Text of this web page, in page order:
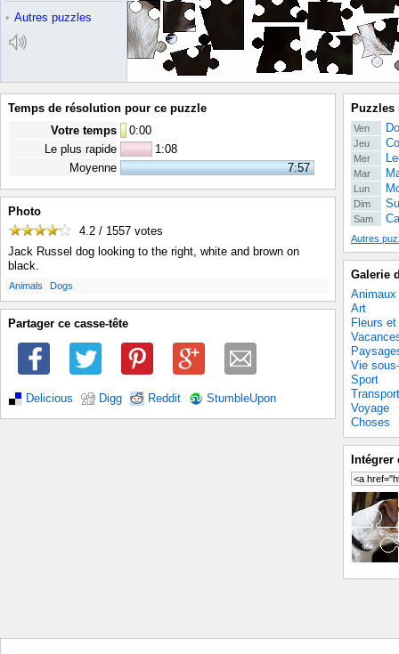
• Autres puzzles
Temps de résolution pour ce puzzle
Votre temps
0:00
Le plus rapide
1:08
Moyenne
7:57
Photo
4.2 / 1557 votes
Jack Russel dog looking to the right, white and brown on
black.
Animals Dogs
Partager ce casse-tête
Delicious Digg Reddit StumbleUpon
Puzzles
Ven
Jeu
Mer
Mar
Lun
Dim
Sam
Autres
Galerie
Animaux
Art
Fleurs
Vie
Sport
Transport
Voyage
Choses
Intégrer